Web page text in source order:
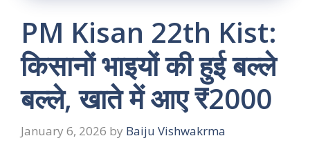
PM Kisan 22th Kist:
किसानों भाइयों की हुई बल्ले
बल्ले, खाते में आए ₹2000
January 6, 2026 by Baiju Vishwakrma